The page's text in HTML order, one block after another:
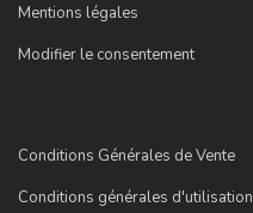
Mentions légales
Modifier le consentement
Conditions Générales de Vente
Conditions générales d'utilisation